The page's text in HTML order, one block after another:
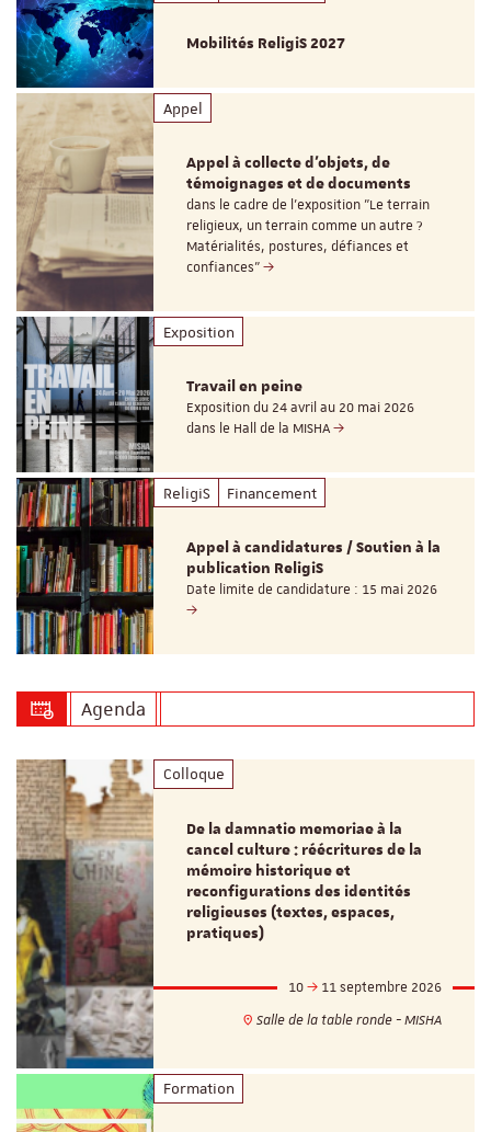
Mobilités ReligiS 2027
Appel
Appel à collecte d'objets, de
témoignages et de documents
dans le cadre de l'exposition "Le terrain
religieux, un terrain comme un autre ?
Matérialités, postures, défiances et
confiances"
Exposition
Travail en peine
Exposition du 24 avril au 20 mai 2026
dans le Hall de la MISHA
ReligiS Financement
Appel à candidatures / Soutien à la
publication ReligiS
Date limite de candidature : 15 mai 2026
Agenda
Colloque
De la damnatio memoriae à la
cancel culture : réécritures de la
mémoire historique et
reconfigurations des identités
religieuses (textes, espaces,
pratiques)
10
11 septembre 2026
Salle de la table ronde - MISHA
Formation